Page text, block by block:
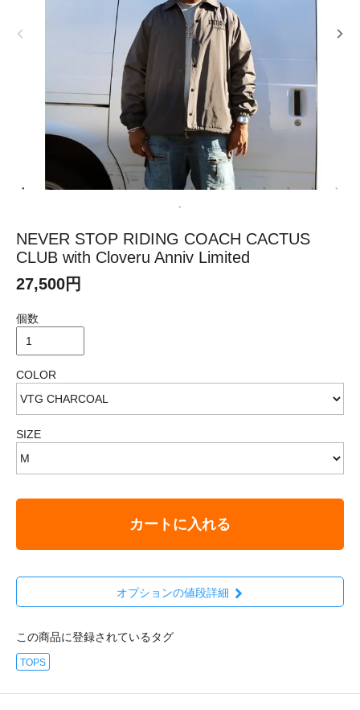
NEVER STOP RIDING COACH CACTUS
CLUB with Cloveru Anniv Limited
27,500円
個数
COLOR
SIZE
カートに入れる
オプションの値段詳細
この商品に登録されているタグ
TOPS